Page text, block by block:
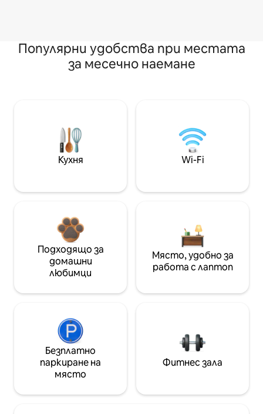
Популярни удобства при местата
за месечно наемане
Кухня Wi-Fi
Подходящо за
домашни
любимци
Място, удобно за
работа с лаптоп
Безплатно
паркиране на
място
Фитнес зала